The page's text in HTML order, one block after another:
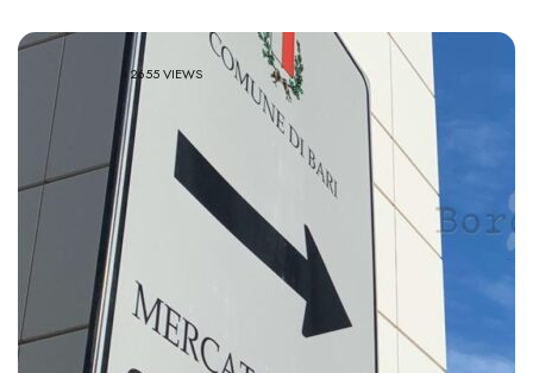
2655 VIEWS